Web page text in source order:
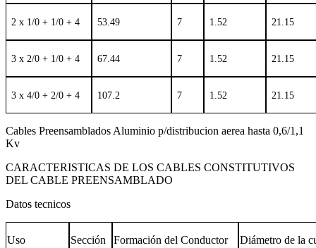
2 x 1/0 + 1/0 + 4 53.49 7 1.52 21.15
3 x 2/0 + 1/0 + 4 67.44 7 1.52 21.15
3 x 4/0 + 2/0 + 4 107.2 7 1.52 21.15
Cables Preensamblados Aluminio p/distribucion aerea hasta 0,6/1,1
Kv
CARACTERISTICAS DE LOS CABLES CONSTITUTIVOS
DEL CABLE PREENSAMBLADO
Datos tecnicos
Uso Sección Formación del Conductor Diámetro de la